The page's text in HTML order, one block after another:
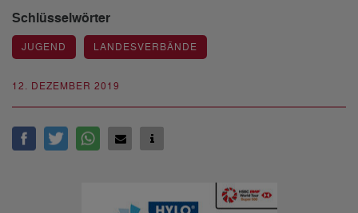
12. DEZEMBER 2019
Schlüsselwörter
JUGEND LANDESVERBÄNDE